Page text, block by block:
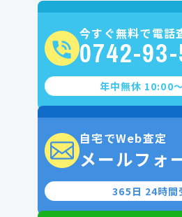
今すぐ無料で電話
0742-
年中無休 10:00
自宅でWeb査定
メールフォ
365日 24時間